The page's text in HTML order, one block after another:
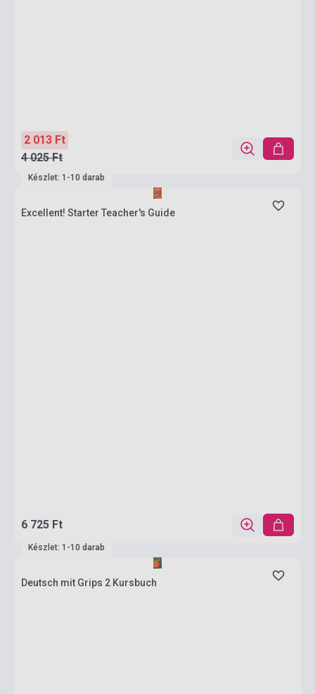
2 013 Ft
4 025 Ft
Készlet: 1-10 darab
Excellent! Starter Teacher's Guide
6 725 Ft
Készlet: 1-10 darab
Deutsch mit Grips 2 Kursbuch